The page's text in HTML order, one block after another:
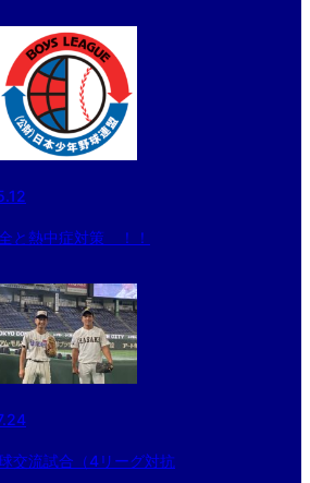
と熱中症対策 ！！
交流試合（4リーグ対抗